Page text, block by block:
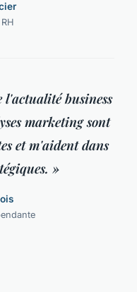
business
marketing sont
et m'aident dans
»